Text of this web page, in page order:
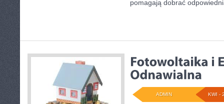
pomagają dobrać
KWI -
ADMIN